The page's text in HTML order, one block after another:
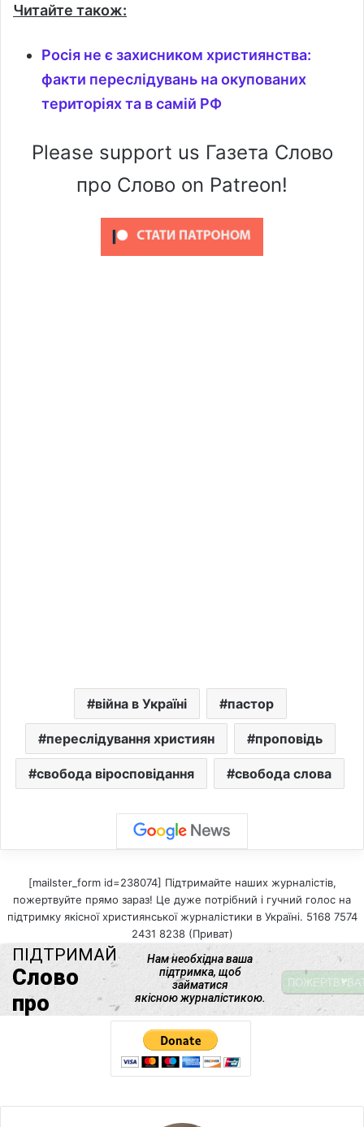
Читайте також:
Росія не є захисником християнства:
факти переслідувань на окупованих
територіях та в самій РФ
Please support us Газета Слово
про Слово on Patreon!
війна в Україні пастор
переслідування християн проповідь
свобода віросповідання свобода слова
[mailster_form id=238074] Підтримайте наших журналістів,
пожертвуйте прямо зараз! Це дуже потрібний і гучний голос на
підтримку якісної християнської журналістики в Україні. 5168 7574
2431 8238 (Приват)